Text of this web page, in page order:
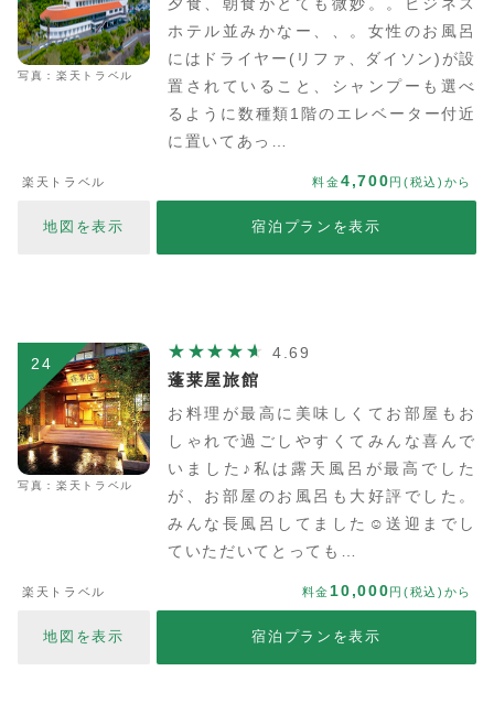
写真：楽天トラベル
ホテル並みかなー、、。女性のお風呂
にはドライヤー(リファ、ダイソン)が設
置されていること、シャンプーも選べ
るように数種類1階のエレベーター付近
に置いてあっ…
楽天トラベル 料金4,700円(税込)から
地図を表示 宿泊プランを表示
24
写真：楽天トラベル
4.69
蓬莱屋旅館
お料理が最高に美味しくてお部屋もお
しゃれで過ごしやすくてみんな喜んで
いました♪私は露天風呂が最高でした
が、お部屋のお風呂も大好評でした。
みんな長風呂してました☺︎送迎までし
ていただいてとっても…
楽天トラベル 料金 10,000円(税込)から
地図を表示 宿泊プランを表示